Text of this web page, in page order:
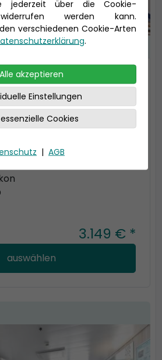
Pro Kat. E
Balkon 5-7m²
Espresso-
Klimaanlage, TV, Safe,
2 Stühlen
3.149 € *
auswählen
jederzeit über die Cookie-
werden kann.
verschiedenen Cookie-Arten
.
Alle akzeptieren
Einstellungen
Cookies
| AGB